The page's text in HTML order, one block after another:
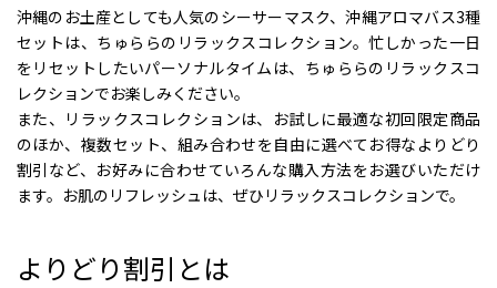
沖縄のお土産としても人気のシーサーマスク、沖縄アロマバス3種
セットは、ちゅららのリラックスコレクション。忙しかった一日
をリセットしたいパーソナルタイムは、ちゅららのリラックスコ
レクションでお楽しみください。
また、リラックスコレクションは、お試しに最適な初回限定商品
のほか、複数セット、組み合わせを自由に選べてお得なよりどり
割引など、お好みに合わせていろんな購入方法をお選びいただけ
ます。お肌のリフレッシュは、ぜひリラックスコレクションで。
よりどり割引とは